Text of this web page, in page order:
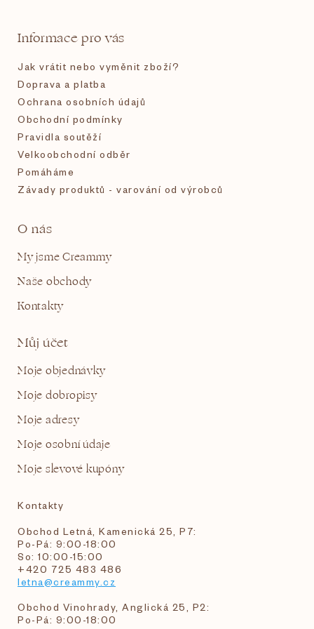
Informace pro vás
Jak vrátit nebo vyměnit zboží?
Doprava a platba
Ochrana osobních údajů
Obchodní podmínky
Pravidla soutěží
Velkoobchodní odběr
Pomáháme
Závady produktů - varování od výrobců
O nás
My jsme Creammy
Naše obchody
Kontakty
Můj účet
Moje objednávky
Moje dobropisy
Moje adresy
Moje osobní údaje
Moje slevové kupóny
Kontakty
Obchod Letná, Kamenická 25, P7:
Po-Pá: 9:00-18:00
So: 10:00-15:00
+420 725 483 486
letna@creammy.cz
Obchod Vinohrady, Anglická 25, P2:
Po-Pá: 9:00-18:00